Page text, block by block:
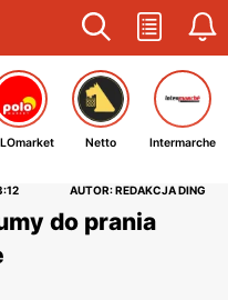
Netto Intermarche
AUTOR: REDAKCJA DING
do prania